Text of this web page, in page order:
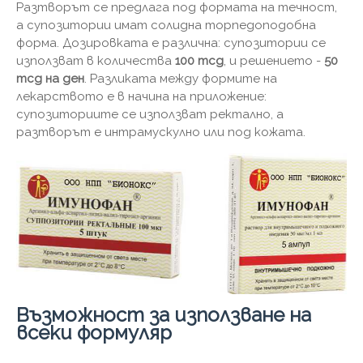
Разтворът се предлага под формата на течност,
а супозитории имат солидна торпедоподобна
форма. Дозировката е различна: супозитории се
използват в количества 100 mcg, и решението - 50
mcg на ден. Разликата между формите на
лекарството е в начина на приложение:
супозиториите се използват ректално, а
разтворът е интрамускулно или под кожата.
Възможност за използване на
всеки формуляр